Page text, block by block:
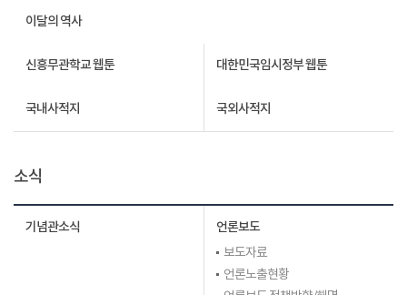
이달의 역사
신흥무관학교 웹툰 대한민국임시정부 웹툰
국내사적지 국외사적지
소식
기념관소식 언론보도
보도자료
언론노출현황